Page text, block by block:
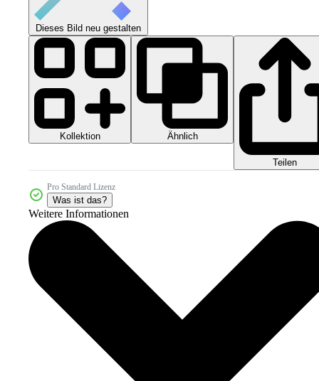
Dieses Bild neu gestalten
Kollektion Ähnlich
Teilen
Pro Standard Lizenz
Was ist das?
Weitere Informationen